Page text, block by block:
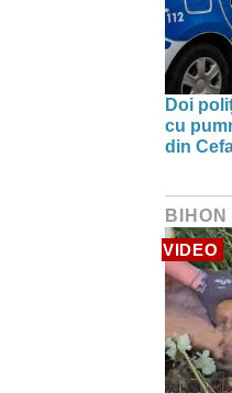
Doi
cu
din
VIDEO